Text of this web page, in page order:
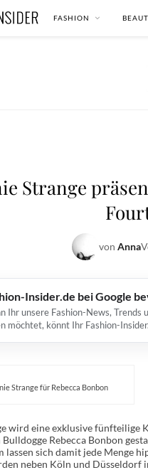
FASHION
Strange
von Anna
Insider.de bei Google
Ihr unsere Fashion-News,
möchtet, könnt Ihr Fashion-
Strange für Rebecca Bonbon
wird eine exklusive fünfteilige
Rebecca Bonbon
lassen sich damit jede Menge
neben Köln und Düsseldorf